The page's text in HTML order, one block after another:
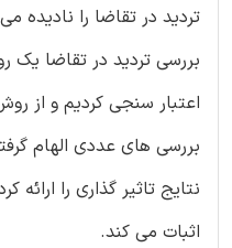
تردید در تقاضا را نادیده
اعتبار سنجی کردیم و از
بررسی های عددی الهام
نتایج تاثیر گذاری را
اثبات می کند.